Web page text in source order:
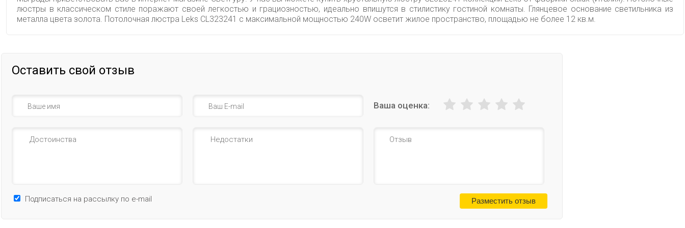
люстры в классическом стиле поражают своей легкостью и грациозностью, идеально впишутся в стилистику гостиной комнаты. Глянцевое основание светильника из
металла цвета золота. Потолочная люстра Leks CL323241 с максимальной мощностью 240W осветит жилое пространство, площадью не более 12 кв.м.
Оставить свой отзыв
Ваша оценка:
Подписаться на рассылку по e-mail